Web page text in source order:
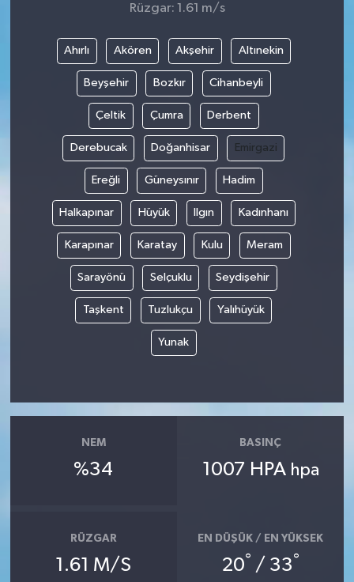
Rüzgar: 1.61 m/s
Ahırlı Akören Akşehir Altınekin
Beyşehir Bozkır Cihanbeyli
Çeltik Çumra Derbent
Derebucak Doğanhisar Emirgazi
Ereğli Güneysınır Hadim
Halkapınar Hüyük Ilgın Kadınhanı
Karapınar Karatay Kulu Meram
Sarayönü Selçuklu Seydişehir
Taşkent Tuzlukçu Yalıhüyük
Yunak
NEM
%34
BASINÇ
1007 HPA hpa
RÜZGAR
1.61 M/S
EN DÜŞÜK / EN YÜKSEK
20° / 33°